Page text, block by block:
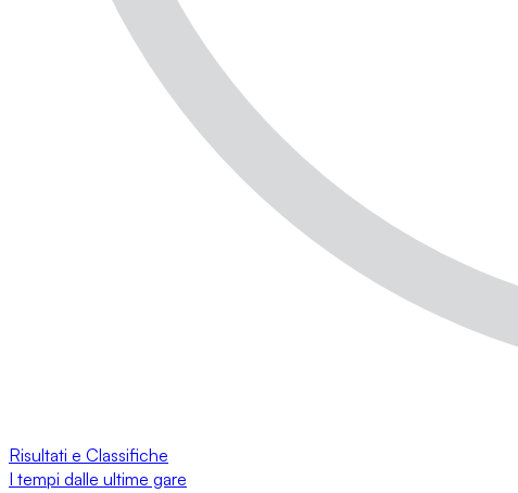
Risultati e Classifiche
I tempi dalle ultime gare